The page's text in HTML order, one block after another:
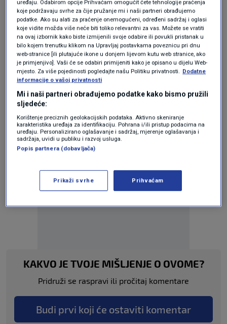
LIFESTYLE|26. pro.
N1 KVIZ / Možete li 'prevesti' rimske
brojeve?
LIFESTYLE|7. ruj.
Teme
GLAZBA
KAKVO JE TVOJE MIŠLJENJE O OVOME?
Pridruži se raspravi ili pročitaj komentare
Budi prvi koji će ostaviti komentar
uređaju. Odabirom opcije Prihvaćam omogućit ćete tehnologije praćenja
koje podržavaju svrhe za čije pružanje mi i naši partneri obrađujemo
podatke. Ako su alati za praćenje onemogućeni, određeni sadržaj i oglasi
koje vidite možda više neće biti toliko relevantni za vas. Možete se vratiti
na ovaj izbornik kako biste izmijenili svoje odabire ili povukli pristanak u
bilo kojem trenutku klikom na Upravljaj postavkama poveznicu pri dnu
web-stranice [ili plutajuće ikone u donjem lijevom kutu web stranice, ako
je primjenjivo]. Vaši će se odabiri primijeniti kako je opisano u dijelu Web-
mjesto. Za više pojedinosti pogledajte našu Politiku privatnosti. Dodatne
informacije o vašoj privatnosti
Mi i naši partneri obrađujemo podatke kako bismo pružili
sljedeće:
Korištenje preciznih geolokacijskih podataka. Aktivno skeniranje
karakteristika uređaja za identifikaciju. Pohrana i/ili pristup podacima na
uređaju. Personalizirano oglašavanje i sadržaj, mjerenje oglašavanja i
sadržaja, uvidi u publiku i razvoj usluga.
Popis partnera (dobavljača)
Prikaži svrhe Prihvaćam